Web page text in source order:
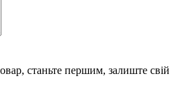
станьте першим, залиште свій